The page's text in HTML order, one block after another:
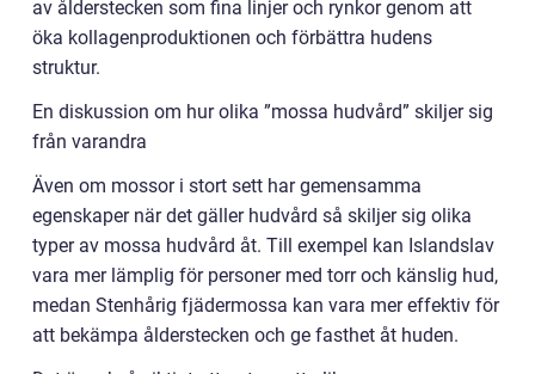
av ålderstecken som fina linjer och rynkor genom att
öka kollagenproduktionen och förbättra hudens
struktur.
En diskussion om hur olika ”mossa hudvård” skiljer sig
från varandra
Även om mossor i stort sett har gemensamma
egenskaper när det gäller hudvård så skiljer sig olika
typer av mossa hudvård åt. Till exempel kan Islandslav
vara mer lämplig för personer med torr och känslig hud,
medan Stenhårig fjädermossa kan vara mer effektiv för
att bekämpa ålderstecken och ge fasthet åt huden.